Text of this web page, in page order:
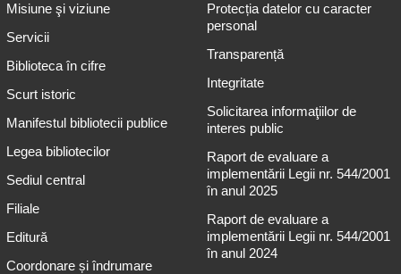
Misiune şi viziune
Servicii
Biblioteca în cifre
Scurt istoric
Manifestul bibliotecii publice
Legea bibliotecilor
Sediul central
Filiale
Editură
Coordonare și îndrumare
Protecția datelor cu caracter
personal
Transparență
Integritate
Solicitarea informaţiilor de
interes public
Raport de evaluare a
implementării Legii nr. 544/2001
în anul 2025
Raport de evaluare a
implementării Legii nr. 544/2001
în anul 2024